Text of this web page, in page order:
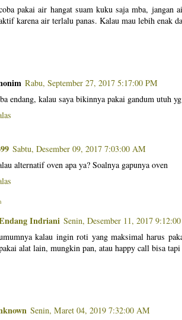
pakai air hangat suam kuku saja mba, jangan
karena air terlalu panas. Kalau mau lebih enak
Rabu, September 27, 2017 5:17:00 PM
endang, kalau saya bikinnya pakai gandum utuh
Sabtu, Desember 09, 2017 7:03:00 AM
alternatif oven apa ya? Soalnya gapunya oven
Indriani Senin, Desember 11, 2017
kalau ingin roti yang maksimal harus
alat lain, mungkin pan, atau happy call bisa
Senin, Maret 04, 2019 7:32:00 AM